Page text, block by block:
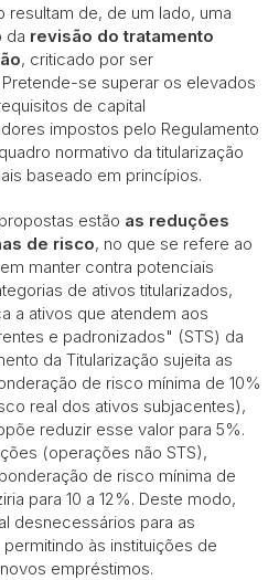
de, de um lado, uma
da revisão do tratamento
, criticado por ser
se superar os elevados
de capital
impostos pelo Regulamento
normativo da titularização
baseado em princípios.
estão as reduções
de risco, no que se refere ao
manter contra potenciais
de ativos titularizados,
a ativos que atendem aos
e padronizados" (STS) da
da Titularização sujeita as
de risco mínima de 10%
real dos ativos subjacentes),
reduzir esse valor para 5%.
(operações não STS),
de risco mínima de
para 10 a 12%. Deste modo,
desnecessários para as
às instituições de
empréstimos.